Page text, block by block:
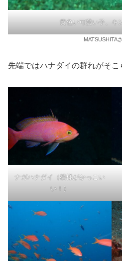
黄色い可愛い子、キ
MATSUSHITA
先端ではハナダイの群れがそこ
ナガハナダイ（模様がかっこい
い！）